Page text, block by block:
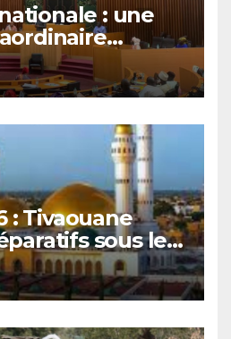
: une
10 août avec
du jour.
: Tivaouane
sous le
et du Tawhid.